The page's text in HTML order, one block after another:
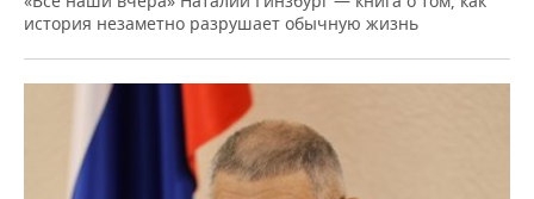
история незаметно разрушает обычную жизнь